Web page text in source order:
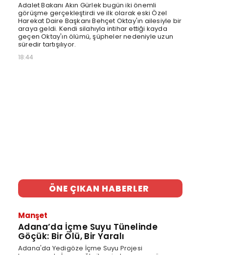
Adalet Bakanı Akın Gürlek bugün iki önemli
görüşme gerçekleştirdi ve ilk olarak eski Özel
Harekat Daire Başkanı Behçet Oktay'ın ailesiyle bir
araya geldi. Kendi silahıyla intihar ettiği kayda
geçen Oktay'ın ölümü, şüpheler nedeniyle uzun
süredir tartışılıyor.
18:44